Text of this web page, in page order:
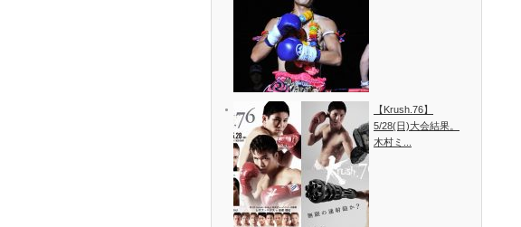
【Krush.76】
5/28(日)大会結果。
木村ミ...